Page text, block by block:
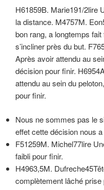
H61859B. Marie191/2lire
la distance. M4757M.
bon rang, a longtemps
s’incliner près du but.
Après avoir attendu au
décision pour finir.
attendu au sein du
pour finir.
Nous ne sommes pas le
effet cette décision nous
F51259M. Michel77lire
faibli pour finir.
H4963,5M.
complètement lâché prise